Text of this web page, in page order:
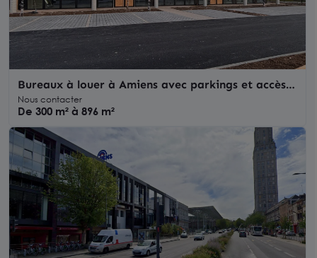
Bureaux à louer à Amiens avec parkings et accès
direct rocade
Nous contacter
De 300 m² à 896 m²